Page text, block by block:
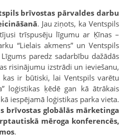
brīvostas pārvaldes darbu
. Jau ziņots, ka Ventspils
trīspusēju līgumu ar Ķīnas –
“Lielais akmens” un Ventspils
paredz sadarbību dažādās
risinājumu izstrādi un ieviešanu,
ir būtiski, lai Ventspils varētu
loģistikas ķēdē gan kā ātrākais
iespējamā loģistikas parka vieta.
brīvostas globālās mārketinga
mēroga konferencēs,
.